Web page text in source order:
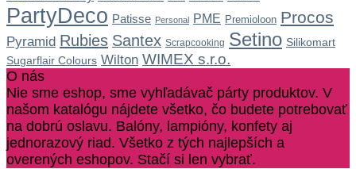
PartyDeco Patisse Personal PME Premioloon Procos
Pyramid Rubies Santex Scrapcooking Setino Silikomart
Sugarflair Colours Wilton WIMEX s.r.o.
O nás
Nie sme eshop, sme vyhľadávač párty produktov. V
našom katalógu nájdete všetko, čo budete potrebovať
na dobrú oslavu. Balóny, lampióny, konfety aj
jednorazový riad. Všetko z tých najlepších a
overených eshopov. Stačí si len vybrať.